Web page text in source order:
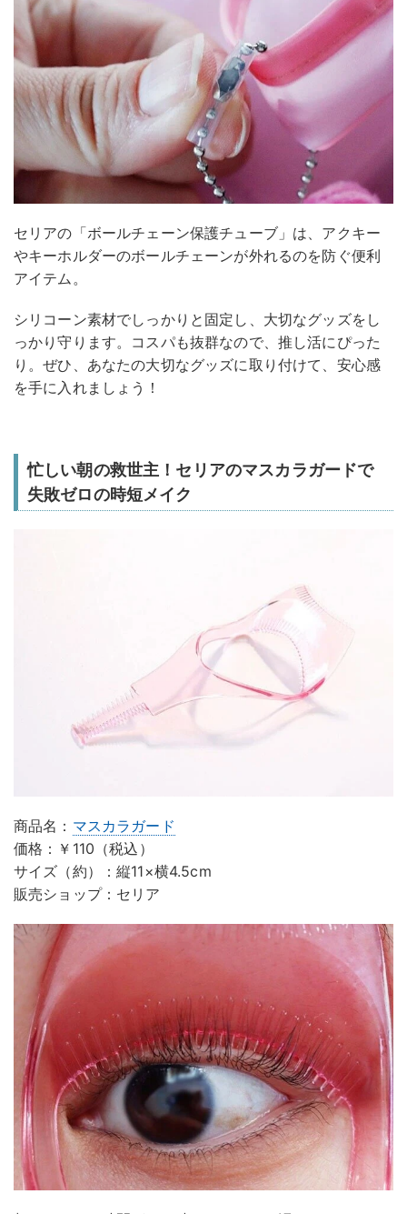
セリアの「ボールチェーン保護チューブ」は、アクキー
やキーホルダーのボールチェーンが外れるのを防ぐ便利
アイテム。
シリコーン素材でしっかりと固定し、大切なグッズをし
っかり守ります。コスパも抜群なので、推し活にぴった
り。ぜひ、あなたの大切なグッズに取り付けて、安心感
を手に入れましょう！
忙しい朝の救世主！セリアのマスカラガードで
失敗ゼロの時短メイク
商品名： マスカラガード
価格：￥110（税込）
サイズ（約）：縦11×横4.5cm
販売ショップ：セリア